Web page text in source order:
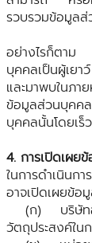
รวบรวมข้อมูล
อย่างไรก็ตาม
บุคคลเป็นผู้เยา
และมาพบในภา
ข้อมูลส่วนบุคค
บุคคลนั้นโดยเร็
4. การเปิดเผย
ในการดำเนินก
อาจเปิดเผยข้
(ก) บริษัทอื่น
วัตถุประสงค์ใน